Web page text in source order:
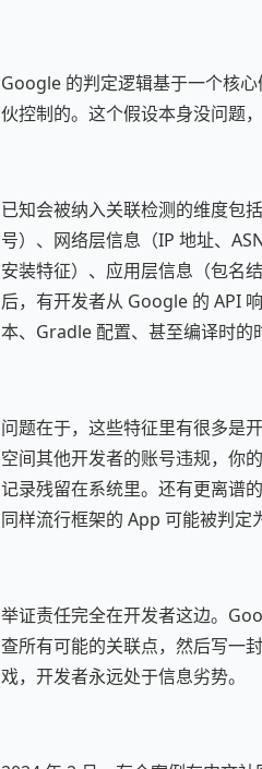
Google 的判定逻辑基于一个核
伙控制的。这个假设本身没问题
已知会被纳入关联检测的维度包
号）、网络层信息（IP 地址、
安装特征）、应用层信息（包名
后，有开发者从 Google 的 API
本、Gradle 配置、甚至编译时的
问题在于，这些特征里有很多是
空间其他开发者的账号违规，你
记录残留在系统里。还有更离谱
同样流行框架的 App 可能被判定
举证责任完全在开发者这边。
查所有可能的关联点，然后写一
戏，开发者永远处于信息劣势。